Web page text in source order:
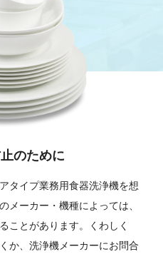
のために
タイプ業務用食器洗浄機を想
メーカー・機種によっては、
ことがあります。くわしく
か、洗浄機メーカーにお問合